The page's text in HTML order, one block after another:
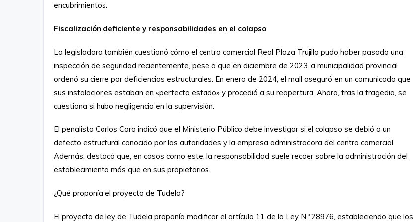
encubrimientos.
Fiscalización deficiente y responsabilidades en el colapso
La legisladora también cuestionó cómo el centro comercial Real Plaza Trujillo pudo haber pasado una
inspección de seguridad recientemente, pese a que en diciembre de 2023 la municipalidad provincial
ordenó su cierre por deficiencias estructurales. En enero de 2024, el mall aseguró en un comunicado que
sus instalaciones estaban en «perfecto estado» y procedió a su reapertura. Ahora, tras la tragedia, se
cuestiona si hubo negligencia en la supervisión.
El penalista Carlos Caro indicó que el Ministerio Público debe investigar si el colapso se debió a un
defecto estructural conocido por las autoridades y la empresa administradora del centro comercial.
Además, destacó que, en casos como este, la responsabilidad suele recaer sobre la administración del
establecimiento más que en sus propietarios.
¿Qué proponía el proyecto de Tudela?
El proyecto de ley de Tudela proponía modificar el artículo 11 de la Ley N.º 28976, estableciendo que los